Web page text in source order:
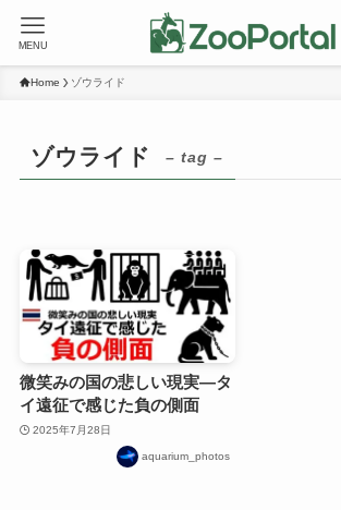
MENU
Home ゾウライド
ゾウライド – tag –
微笑みの国の悲しい現実―タ
イ遠征で感じた負の側面
2025年7月28日
aquarium_photos